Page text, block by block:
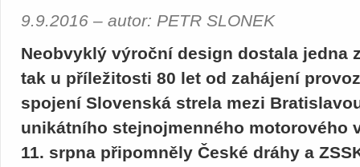
9.9.2016 – autor: PETR SLONEK
Neobvyklý výroční design dostala jedna
tak u příležitosti 80 let od zahájení
spojení Slovenská strela mezi
unikátního stejnojmenného motorového
11. srpna připomněly České dráhy a